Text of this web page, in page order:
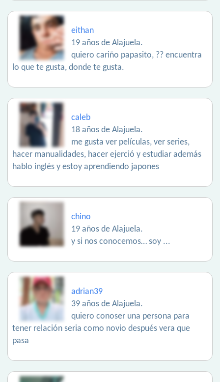
eithan
19 años de Alajuela.
quiero cariño papasito, ?? encuentra
lo que te gusta, donde te gusta.
caleb
18 años de Alajuela.
me gusta ver películas, ver series,
hacer manualidades, hacer ejerció y estudiar además
hablo inglés y estoy aprendiendo japones
chino
19 años de Alajuela.
y si nos conocemos… soy ...
adrian39
39 años de Alajuela.
quiero conoser una persona para
tener relación seria como novio después vera que
pasa